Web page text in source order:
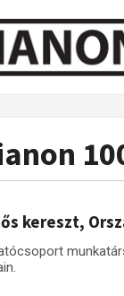
kereszt,